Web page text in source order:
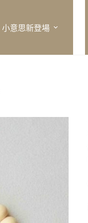
小意思新登場